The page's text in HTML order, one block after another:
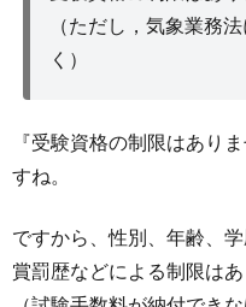
（ただし，気象業務
く）
『受験資格の制限はあり
すね。
ですから、性別、年齢、
賞罰歴などによる制限はあ